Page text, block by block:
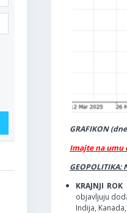
GRAFIKON
Imajte na umu
GEOPOLITIKA:
KRAJNJI
objavljuju
Indija,